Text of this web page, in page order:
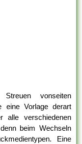
vonseiten
eine Vorlage derart
alle verschiedenen
beim Wechseln
Eine